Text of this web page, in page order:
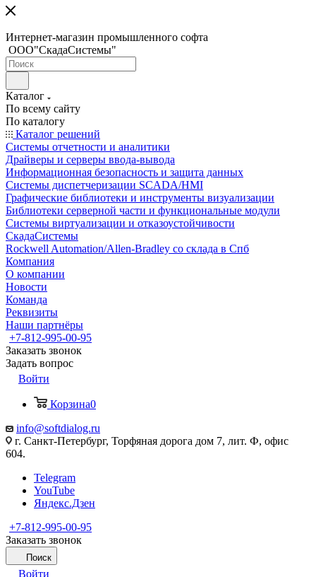
Интернет-магазин промышленного софта
ООО"СкадаСистемы"
Каталог
По всему сайту
По каталогу
Каталог решений
Системы отчетности и аналитики
Драйверы и серверы ввода-вывода
Информационная безопасность и защита данных
Системы диспетчеризации SCADA/HMI
Графические библиотеки и инструменты визуализации
Библиотеки серверной части и функциональные модули
Системы виртуализации и отказоустойчивости
СкадаСистемы
Rockwell Automation/Allen-Bradley со склада в Спб
Компания
О компании
Новости
Команда
Реквизиты
Наши партнёры
+7-812-995-00-95
Заказать звонок
Задать вопрос
Войти
Корзина0
info@softdialog.ru
г. Санкт-Петербург, Торфяная дорога дом 7, лит. Ф, офис
604.
Telegram
YouTube
Яндекс.Дзен
+7-812-995-00-95
Заказать звонок
Поиск
Войти